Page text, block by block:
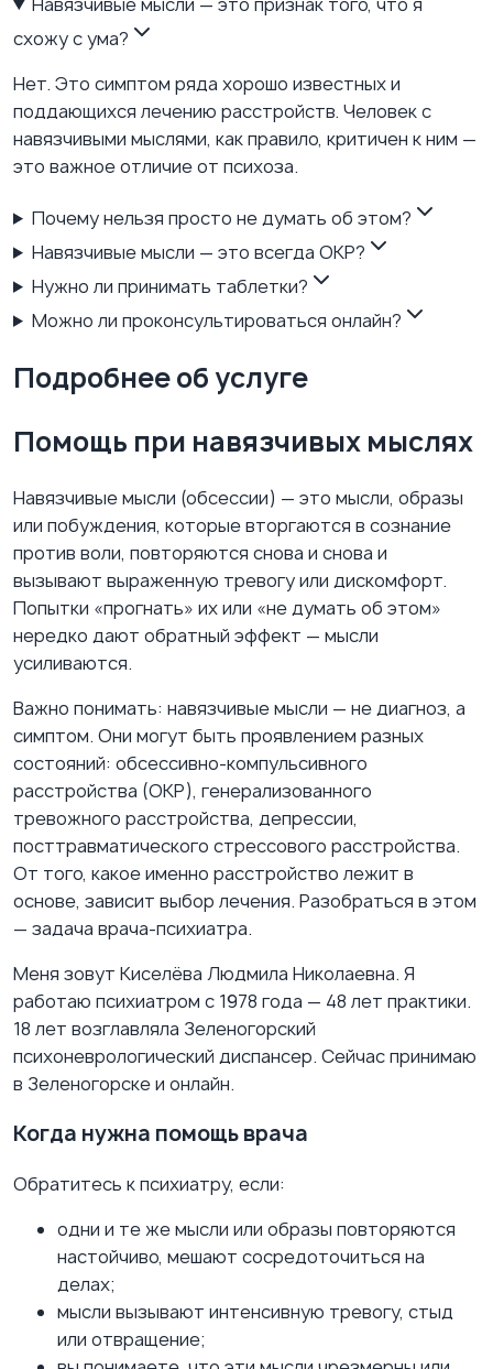
схожу с ума?
Нет. Это симптом ряда хорошо известных и
поддающихся лечению расстройств. Человек с
навязчивыми мыслями, как правило, критичен к ним —
это важное отличие от психоза.
Почему нельзя просто не думать об этом?
Навязчивые мысли — это всегда ОКР?
Нужно ли принимать таблетки?
Можно ли проконсультироваться онлайн?
Подробнее об услуге
Помощь при навязчивых мыслях
Навязчивые мысли (обсессии) — это мысли, образы
или побуждения, которые вторгаются в сознание
против воли, повторяются снова и снова и
вызывают выраженную тревогу или дискомфорт.
Попытки «прогнать» их или «не думать об этом»
нередко дают обратный эффект — мысли
усиливаются.
Важно понимать: навязчивые мысли — не диагноз, а
симптом. Они могут быть проявлением разных
состояний: обсессивно-компульсивного
расстройства (ОКР), генерализованного
тревожного расстройства, депрессии,
посттравматического стрессового расстройства.
От того, какое именно расстройство лежит в
основе, зависит выбор лечения. Разобраться в этом
— задача врача-психиатра.
Меня зовут Киселёва Людмила Николаевна. Я
работаю психиатром с 1978 года — 48 лет практики.
18 лет возглавляла Зеленогорский
психоневрологический диспансер. Сейчас принимаю
в Зеленогорске и онлайн.
Когда нужна помощь врача
Обратитесь к психиатру, если:
одни и те же мысли или образы повторяются
настойчиво, мешают сосредоточиться на
делах;
мысли вызывают интенсивную тревогу, стыд
или отвращение;